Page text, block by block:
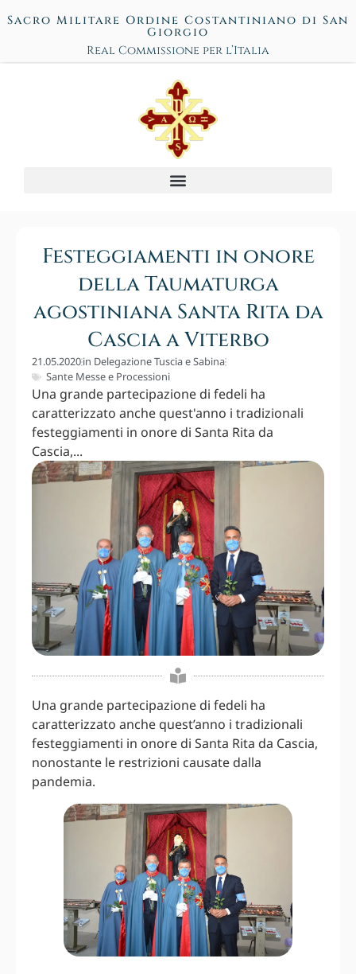
Sacro Militare Ordine Costantiniano di San
Giorgio
Real Commissione per l’Italia
Festeggiamenti in onore
della Taumaturga
agostiniana Santa Rita da
Cascia a Viterbo
21.05.2020in Delegazione Tuscia e Sabina
Sante Messe e Processioni
Una grande partecipazione di fedeli ha
caratterizzato anche quest'anno i tradizionali
festeggiamenti in onore di Santa Rita da
Cascia,...
Una grande partecipazione di fedeli ha
caratterizzato anche quest’anno i tradizionali
festeggiamenti in onore di Santa Rita da Cascia,
nonostante le restrizioni causate dalla
pandemia.